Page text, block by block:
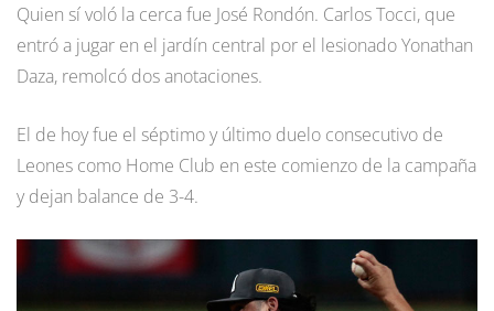
Quien sí voló la cerca fue José Rondón. Carlos Tocci, que
entró a jugar en el jardín central por el lesionado Yonathan
Daza, remolcó dos anotaciones.
El de hoy fue el séptimo y último duelo consecutivo de
Leones como Home Club en este comienzo de la campaña
y dejan balance de 3-4.